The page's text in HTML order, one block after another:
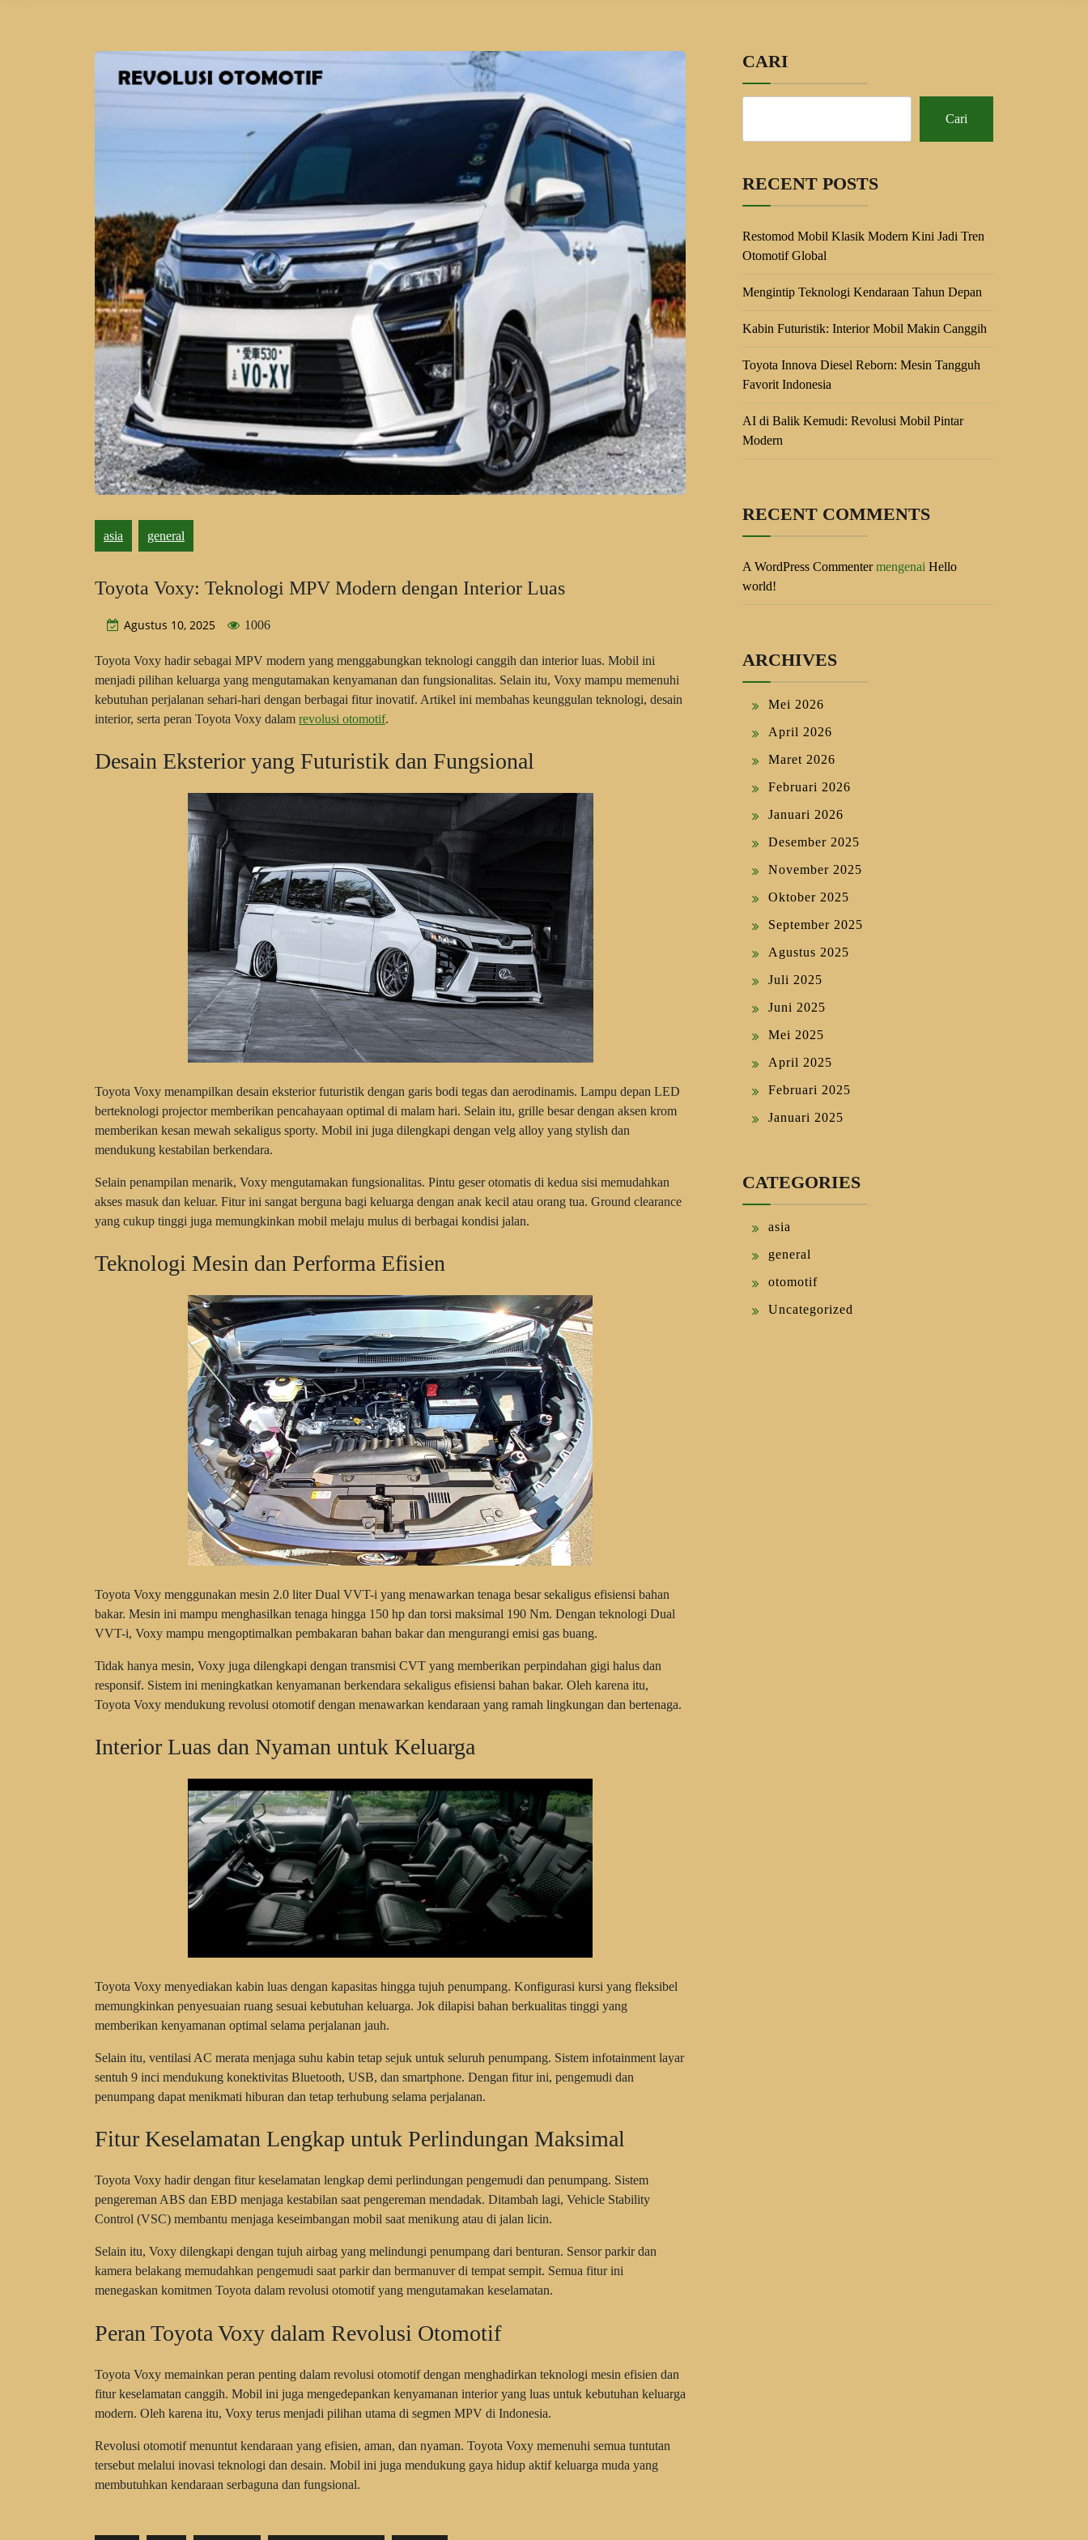
asia general
Toyota Voxy: Teknologi MPV Modern dengan Interior Luas
Agustus 10, 2025 1006
Toyota Voxy hadir sebagai MPV modern yang menggabungkan teknologi canggih dan interior luas. Mobil ini
menjadi pilihan keluarga yang mengutamakan kenyamanan dan fungsionalitas. Selain itu, Voxy mampu memenuhi
kebutuhan perjalanan sehari-hari dengan berbagai fitur inovatif. Artikel ini membahas keunggulan teknologi, desain
interior, serta peran Toyota Voxy dalam revolusi otomotif.
Desain Eksterior yang Futuristik dan Fungsional
Toyota Voxy menampilkan desain eksterior futuristik dengan garis bodi tegas dan aerodinamis. Lampu depan LED
berteknologi projector memberikan pencahayaan optimal di malam hari. Selain itu, grille besar dengan aksen krom
memberikan kesan mewah sekaligus sporty. Mobil ini juga dilengkapi dengan velg alloy yang stylish dan
mendukung kestabilan berkendara.
Selain penampilan menarik, Voxy mengutamakan fungsionalitas. Pintu geser otomatis di kedua sisi memudahkan
akses masuk dan keluar. Fitur ini sangat berguna bagi keluarga dengan anak kecil atau orang tua. Ground clearance
yang cukup tinggi juga memungkinkan mobil melaju mulus di berbagai kondisi jalan.
Teknologi Mesin dan Performa Efisien
Toyota Voxy menggunakan mesin 2.0 liter Dual VVT-i yang menawarkan tenaga besar sekaligus efisiensi bahan
bakar. Mesin ini mampu menghasilkan tenaga hingga 150 hp dan torsi maksimal 190 Nm. Dengan teknologi Dual
VVT-i, Voxy mampu mengoptimalkan pembakaran bahan bakar dan mengurangi emisi gas buang.
Tidak hanya mesin, Voxy juga dilengkapi dengan transmisi CVT yang memberikan perpindahan gigi halus dan
responsif. Sistem ini meningkatkan kenyamanan berkendara sekaligus efisiensi bahan bakar. Oleh karena itu,
Toyota Voxy mendukung revolusi otomotif dengan menawarkan kendaraan yang ramah lingkungan dan bertenaga.
Interior Luas dan Nyaman untuk Keluarga
Toyota Voxy menyediakan kabin luas dengan kapasitas hingga tujuh penumpang. Konfigurasi kursi yang fleksibel
memungkinkan penyesuaian ruang sesuai kebutuhan keluarga. Jok dilapisi bahan berkualitas tinggi yang
memberikan kenyamanan optimal selama perjalanan jauh.
Selain itu, ventilasi AC merata menjaga suhu kabin tetap sejuk untuk seluruh penumpang. Sistem infotainment layar
sentuh 9 inci mendukung konektivitas Bluetooth, USB, dan smartphone. Dengan fitur ini, pengemudi dan
penumpang dapat menikmati hiburan dan tetap terhubung selama perjalanan.
Fitur Keselamatan Lengkap untuk Perlindungan Maksimal
Toyota Voxy hadir dengan fitur keselamatan lengkap demi perlindungan pengemudi dan penumpang. Sistem
pengereman ABS dan EBD menjaga kestabilan saat pengereman mendadak. Ditambah lagi, Vehicle Stability
Control (VSC) membantu menjaga keseimbangan mobil saat menikung atau di jalan licin.
Selain itu, Voxy dilengkapi dengan tujuh airbag yang melindungi penumpang dari benturan. Sensor parkir dan
kamera belakang memudahkan pengemudi saat parkir dan bermanuver di tempat sempit. Semua fitur ini
menegaskan komitmen Toyota dalam revolusi otomotif yang mengutamakan keselamatan.
Peran Toyota Voxy dalam Revolusi Otomotif
Toyota Voxy memainkan peran penting dalam revolusi otomotif dengan menghadirkan teknologi mesin efisien dan
fitur keselamatan canggih. Mobil ini juga mengedepankan kenyamanan interior yang luas untuk kebutuhan keluarga
modern. Oleh karena itu, Voxy terus menjadi pilihan utama di segmen MPV di Indonesia.
Revolusi otomotif menuntut kendaraan yang efisien, aman, dan nyaman. Toyota Voxy memenuhi semua tuntutan
tersebut melalui inovasi teknologi dan desain. Mobil ini juga mendukung gaya hidup aktif keluarga muda yang
membutuhkan kendaraan serbaguna dan fungsional.
CARI
Cari
RECENT POSTS
Restomod Mobil Klasik Modern Kini Jadi Tren
Otomotif Global
Mengintip Teknologi Kendaraan Tahun Depan
Kabin Futuristik: Interior Mobil Makin Canggih
Toyota Innova Diesel Reborn: Mesin Tangguh
Favorit Indonesia
AI di Balik Kemudi: Revolusi Mobil Pintar
Modern
RECENT COMMENTS
A WordPress Commentermengenai Hello
world!
ARCHIVES
Mei 2026
April 2026
Maret 2026
Februari 2026
Januari 2026
Desember 2025
November 2025
Oktober 2025
September 2025
Agustus 2025
Juli 2025
Juni 2025
Mei 2025
April 2025
Februari 2025
Januari 2025
CATEGORIES
asia
general
otomotif
Uncategorized